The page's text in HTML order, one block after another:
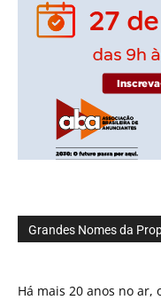
Grandes Nomes da
Há mais 20 anos no ar,